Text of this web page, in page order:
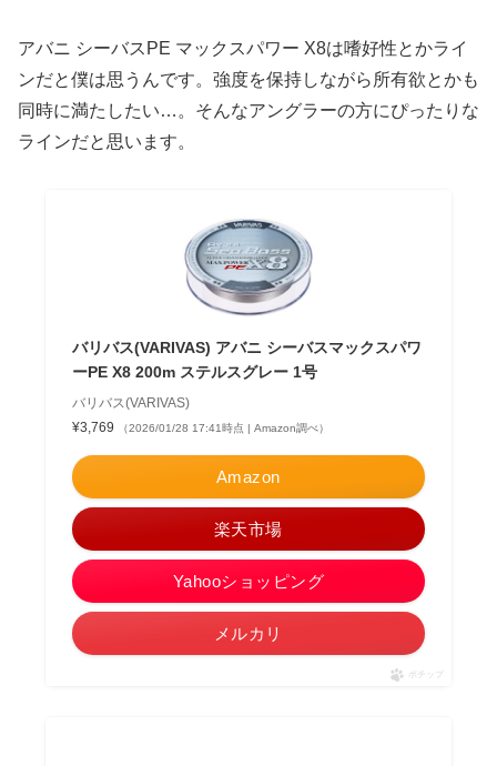
アバニ シーバスPE マックスパワー X8は嗜好性とかライ
ンだと僕は思うんです。強度を保持しながら所有欲とかも
同時に満たしたい…。そんなアングラーの方にぴったりな
ラインだと思います。
バリバス(VARIVAS) アバニ シーバスマックスパワ
ーPE X8 200m ステルスグレー 1号
バリバス(VARIVAS)
¥3,769
（2026/01/28 17:41時点 | Amazon調べ）
Amazon
楽天市場
Yahooショッピング
メルカリ
ポチップ